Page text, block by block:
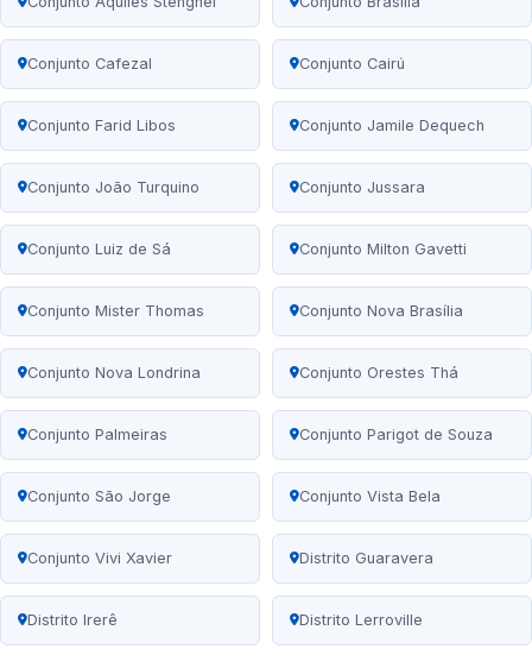
Conjunto Cafezal Conjunto Cairú
Conjunto Farid Libos Conjunto Jamile Dequech
Conjunto João Turquino Conjunto Jussara
Conjunto Luiz de Sá Conjunto Milton Gavetti
Conjunto Mister Thomas Conjunto Nova Brasília
Conjunto Nova Londrina Conjunto Orestes Thá
Conjunto Palmeiras Conjunto Parigot de Souza
Conjunto São Jorge Conjunto Vista Bela
Conjunto Vivi Xavier Distrito Guaravera
Distrito Irerê Distrito Lerroville